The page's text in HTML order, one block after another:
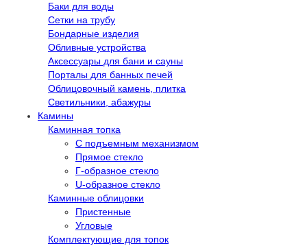
Баки для воды
Сетки на трубу
Бондарные изделия
Обливные устройства
Аксессуары для бани и сауны
Порталы для банных печей
Облицовочный камень, плитка
Светильники, абажуры
Камины
Каминная топка
С подъемным механизмом
Прямое стекло
Г-образное стекло
U-образное стекло
Каминные облицовки
Пристенные
Угловые
Комплектующие для топок